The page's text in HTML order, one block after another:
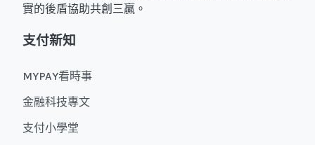
實的後盾協助共創三贏。
支付新知
MYPAY看時事
金融科技專文
支付小學堂